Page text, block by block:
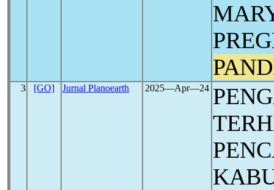
3 [GO] Jurnal Planoearth 2025―Apr―24